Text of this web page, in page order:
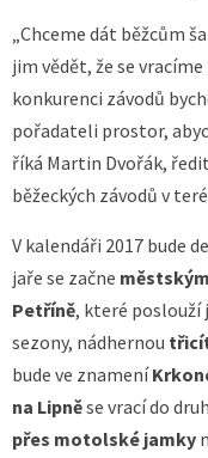
„Chceme dát běžcům
jim vědět, že se
konkurenci závodů
pořadateli prostor,
říká Martin Dvořák,
běžeckých závodů v
V kalendáři 2017 bude
jaře se začne
Petříně, které poslouží
sezony, nádhernou
bude ve znamení
na Lipněse vrací do
přes motolské jamky